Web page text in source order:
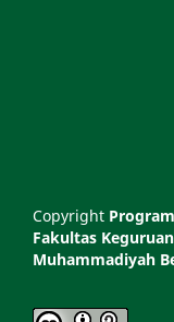
Copyright
Fakultas
Muhammadiyah